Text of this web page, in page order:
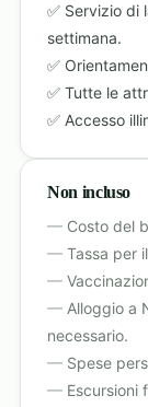
Servizio di
settimana.
Tutte le
Accesso
Non incluso
Costo del
Tassa per
Alloggio a
necessario.
Spese
Escursioni